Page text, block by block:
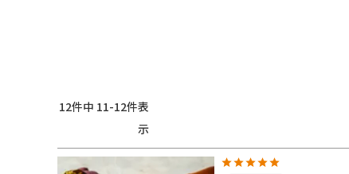
12件中 11-12件表
示